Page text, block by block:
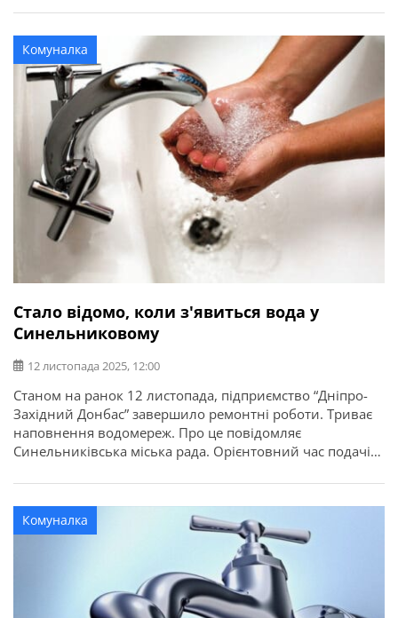
інфраструктури. Наразі енергетики вводять графіки.
Слідкуйте за інформацією! За інформацією
Синельниківського міського водоканалу, станом на
08.30 год. 08 січня 2026 року […]
Комуналка
Стало відомо, коли з'явиться вода у
Синельниковому
12 листопада 2025, 12:00
Станом на ранок 12 листопада, підприємство “Дніпро-
Західний Донбас” завершило ремонтні роботи. Триває
наповнення водомереж. Про це повідомляє
Синельниківська міська рада. Орієнтовний час подачі
Комуналка